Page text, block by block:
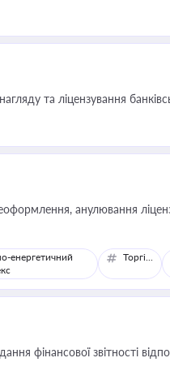
або бухгалтера під час
суб'єктів оціночної
та ліцензування
анулювання
енергетичний
Торгівля
фінансової звітності